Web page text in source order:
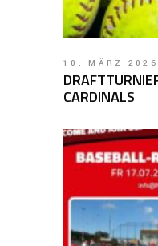
10. MÄRZ 2026
CARDINALS